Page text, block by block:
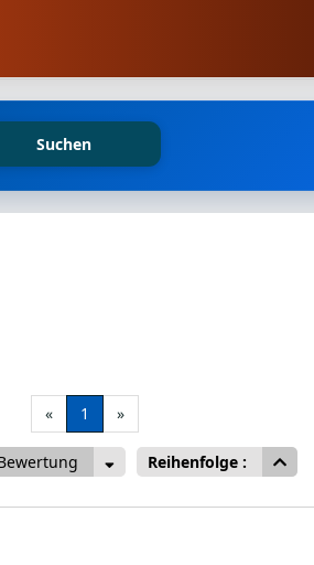
Suchen
« 1 »
Reihenfolge :